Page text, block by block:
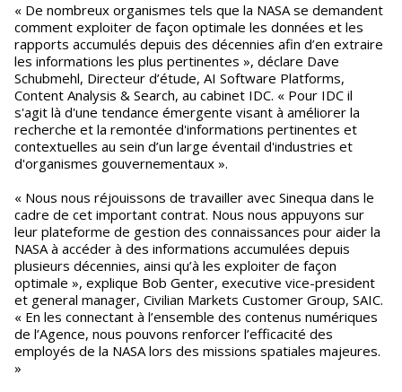
« De nombreux organismes tels que la NASA se demandent
comment exploiter de façon optimale les données et les
rapports accumulés depuis des décennies afin d’en extraire
les informations les plus pertinentes », déclare Dave
Schubmehl, Directeur d’étude, AI Software Platforms,
Content Analysis & Search, au cabinet IDC. « Pour IDC il
s'agit là d'une tendance émergente visant à améliorer la
recherche et la remontée d'informations pertinentes et
contextuelles au sein d’un large éventail d'industries et
d'organismes gouvernementaux ».
« Nous nous réjouissons de travailler avec Sinequa dans le
cadre de cet important contrat. Nous nous appuyons sur
leur plateforme de gestion des connaissances pour aider la
NASA à accéder à des informations accumulées depuis
plusieurs décennies, ainsi qu’à les exploiter de façon
optimale », explique Bob Genter, executive vice-president
et general manager, Civilian Markets Customer Group, SAIC.
« En les connectant à l’ensemble des contenus numériques
de l’Agence, nous pouvons renforcer l’efficacité des
employés de la NASA lors des missions spatiales majeures.
»